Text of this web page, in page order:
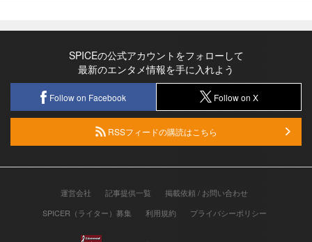
SPICEの公式アカウントをフォローして
最新のエンタメ情報を手に入れよう
Follow on Facebook Follow on X
RSSフィードの購読はこちら
運営会社 記事提供一覧
掲載依頼 / お問い合わせ
SPICER（ライター）募集
利用規約 プライバシーポリシー